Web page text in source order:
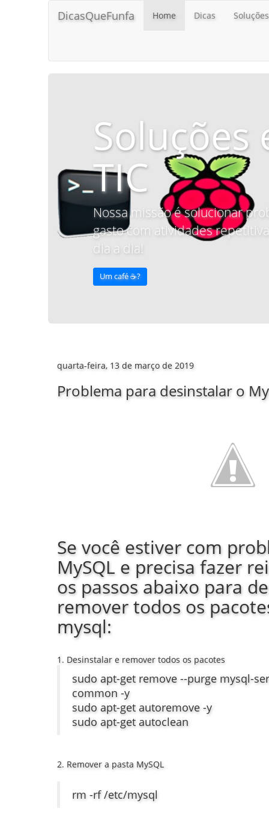
DicasQueFunfa Home Dicas Soluções
Soluções
TIC
Nossa missão é solucionar
gasto com atividades
dia a dia!
Um café ☕️?
quarta-feira, 13 de março de 2019
Problema para desinstalar o
Se você estiver com
MySQL e precisa fazer
os passos abaixo para
remover todos os
mysql:
1. Desinstalar e remover todos os pacotes
sudo apt-get remove --purge mysql-
common -y
sudo apt-get autoremove -y
sudo apt-get autoclean
2. Remover a pasta MySQL
rm -rf /etc/mysql